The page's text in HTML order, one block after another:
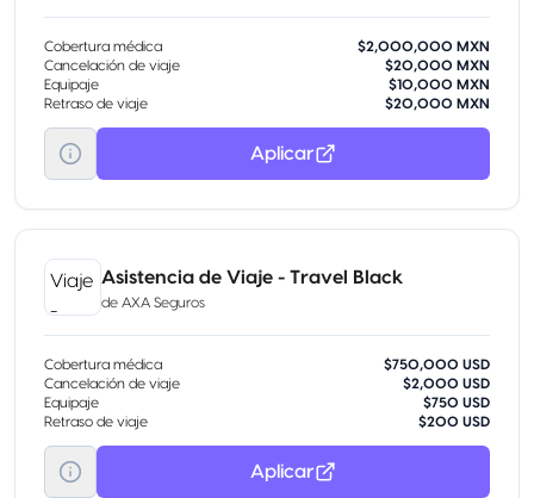
Cobertura médica
$2,000,000 MXN
Cancelación de viaje
$20,000 MXN
Equipaje
$10,000 MXN
Retraso de viaje
$20,000 MXN
Aplicar
Asistencia de Viaje - Travel Black
de AXA Seguros
Cobertura médica
$750,000 USD
Cancelación de viaje
$2,000 USD
Equipaje
$750 USD
Retraso de viaje
$200 USD
Aplicar